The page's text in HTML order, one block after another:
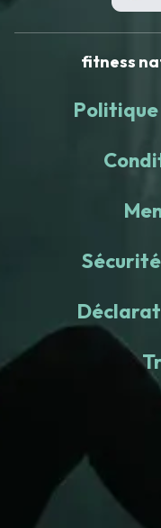
fitness